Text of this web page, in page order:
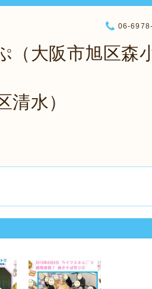
（大阪市旭区森
水）
06-